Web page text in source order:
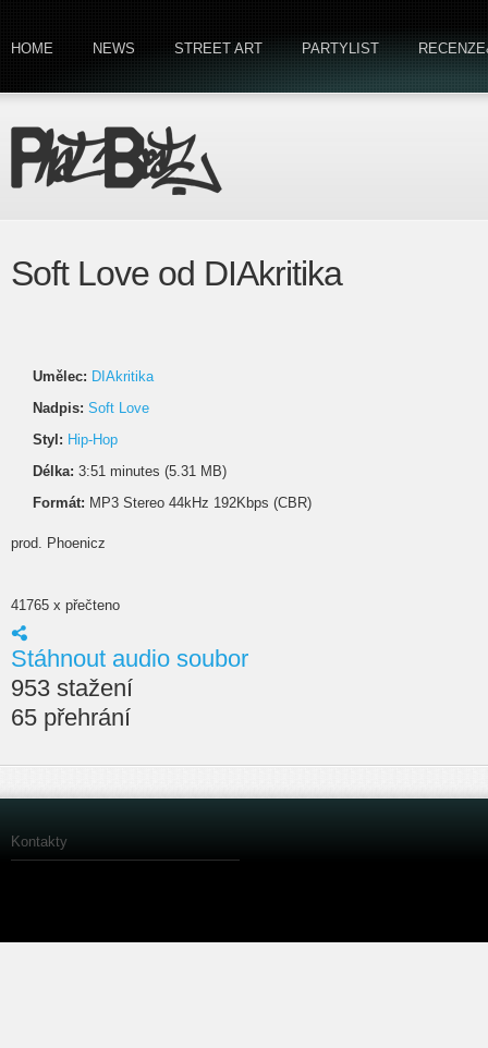
HOME NEWS STREET ART PARTYLIST
Soft Love od DIAkritika
Umělec: DIAkritika
Nadpis: Soft Love
Styl: Hip-Hop
Délka: 3:51 minutes (5.31 MB)
Formát: MP3 Stereo 44kHz 192Kbps (CBR)
prod. Phoenicz
41765 x přečteno
Stáhnout audio soubor
953 stažení
65 přehrání
Kontakty